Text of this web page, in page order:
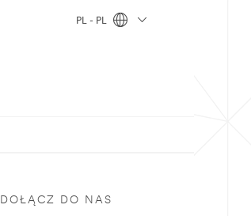
PL - PL
DOŁĄCZ DO NAS